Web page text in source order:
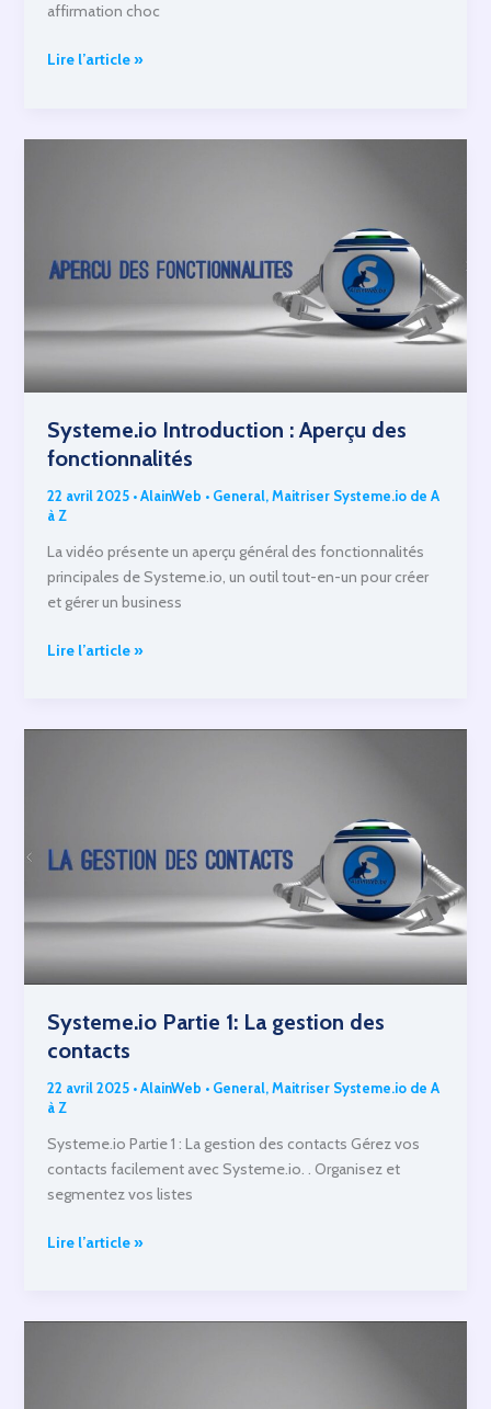
affirmation choc
L’email
Lire l’article »
Systeme.io Introduction : Aperçu des
fonctionnalités
22 avril 2025 •AlainWeb • General,Maitriser Systeme.io de A
à Z
La vidéo présente un aperçu général des fonctionnalités
principales de Systeme.io, un outil tout-en-un pour créer
et gérer un business
Systeme.io Introduction
des
Lire l’article »
Systeme.io Partie 1: La gestion des
contacts
22 avril 2025 •AlainWeb • General,Maitriser Systeme.io de A
à Z
Systeme.io Partie 1 : La gestion des contacts Gérez vos
contacts facilement avec Systeme.io. . Organisez et
segmentez vos listes
Systeme.io
La
Lire l’article »